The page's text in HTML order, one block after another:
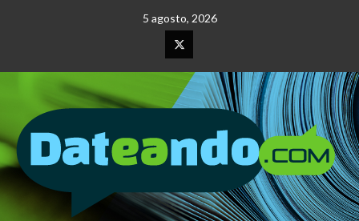
5 agosto, 2026
Elemento
del
menú